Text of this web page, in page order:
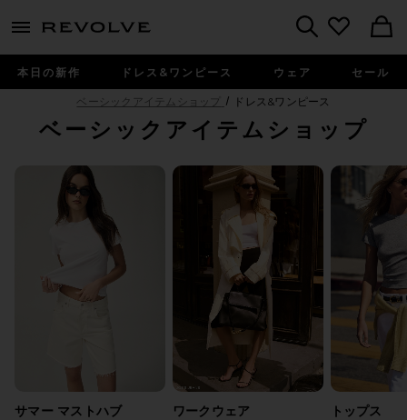
menu - shows more content
本日の新作 ドレス&ワンピース ウェア セール
ベーシックアイテムショップ ドレス&ワンピース
ベーシックアイテムショップ
サマー マストハブ ワークウェア トップス